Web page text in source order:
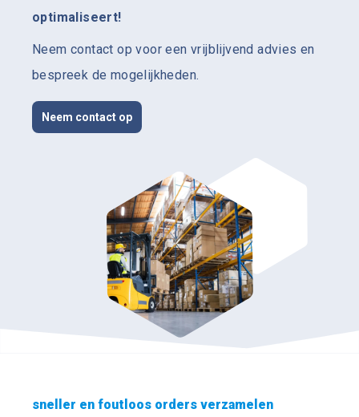
optimaliseert!
Neem contact op voor een vrijblijvend advies en
bespreek de mogelijkheden.
Neem contact op
sneller en foutloos orders verzamelen